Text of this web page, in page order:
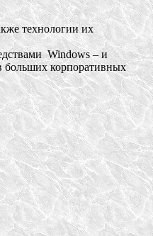
технологии их
Windows – и
больших корпоративных